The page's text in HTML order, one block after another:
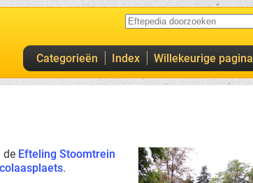
Categorieën Index Willekeurige pagina
de Efteling Stoomtrein
.